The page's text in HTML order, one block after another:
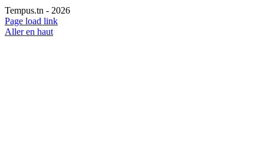
Tempus.tn - 2026
Page load link
Aller en haut